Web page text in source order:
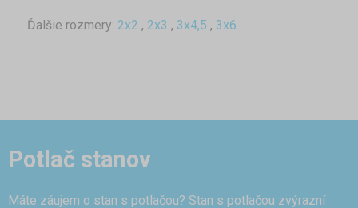
Ďalšie rozmery: 2x2 , 2x3 , 3x4,5 , 3x6
Potlač stanov
Máte záujem o stan s potlačou? Stan s potlačou zvýrazní